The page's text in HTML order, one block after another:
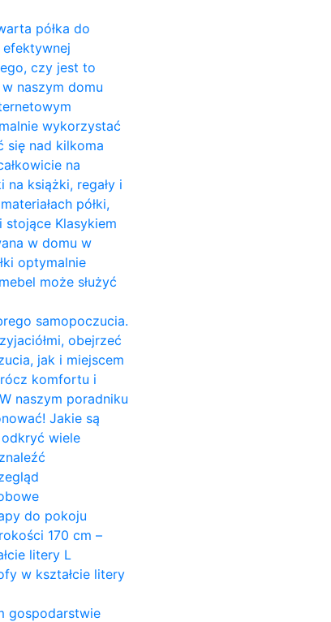
półka do
czy jest to
naszym domu
wykorzystać
się nad kilkoma
na
książki, regały i
półki,
Klasykiem
w domu w
optymalnie
może służyć
samopoczucia.
obejrzeć
jak i miejscem
komfortu i
naszym poradniku
Jakie są
wiele
do pokoju
170 cm –
litery L
w kształcie litery
gospodarstwie